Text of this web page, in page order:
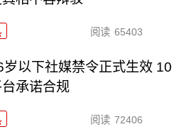
阅读 65403
岁以下社媒禁令正式生效 10
承诺合规
阅读 72406